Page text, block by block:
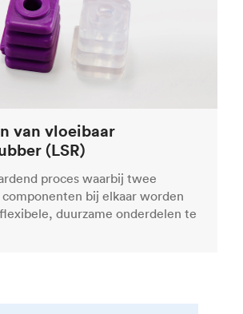
van vloeibaar
(LSR)
proces waarbij twee
bij elkaar worden
duurzame onderdelen te